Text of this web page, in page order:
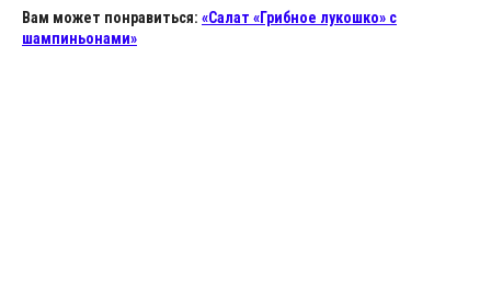
Вам может понравиться: «Салат «Грибное лукошко» с
шампиньонами»